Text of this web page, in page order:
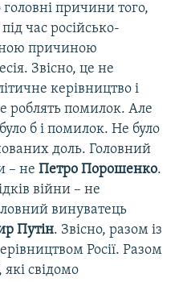
причини того,
час російсько-
причиною
Звісно, це не
керівництво і
роблять помилок. Але
б і помилок. Не було
доль. Головний
– не Петро Порошенко.
війни – не
винуватець
Путін. Звісно, разом із
Росії. Разом
свідомо